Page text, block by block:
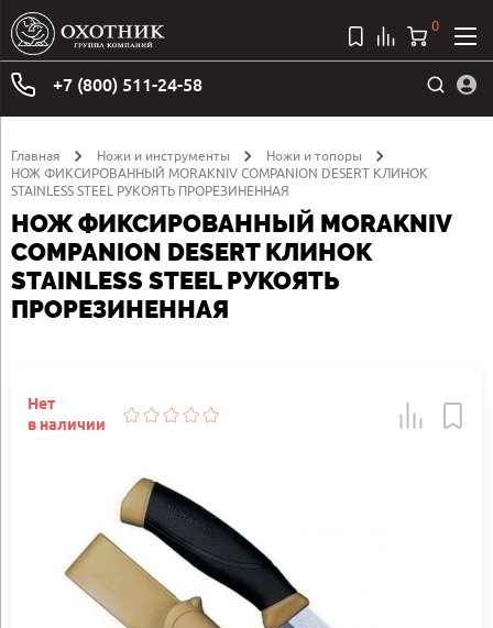
+7 (800) 511-24-58
0
Главная Ножи и инструменты
Ножи и топоры
НОЖ ФИКСИРОВАННЫЙ MORAKNIV COMPANION DESERT КЛИНОК
STAINLESS STEEL РУКОЯТЬ ПРОРЕЗИНЕННАЯ
НОЖ ФИКСИРОВАННЫЙ MORAKNIV
COMPANION DESERT КЛИНОК
STAINLESS STEEL РУКОЯТЬ
ПРОРЕЗИНЕННАЯ
Нет
в наличии